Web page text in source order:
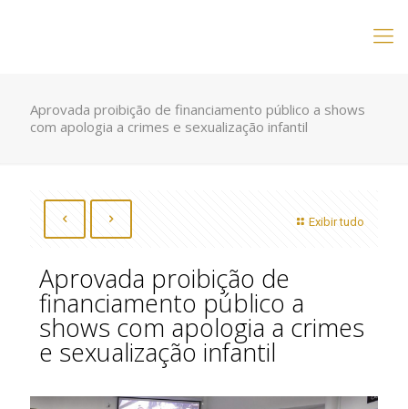
Aprovada proibição de financiamento público a shows
com apologia a crimes e sexualização infantil
Exibir tudo
Aprovada proibição de
financiamento público a
shows com apologia a crimes
e sexualização infantil